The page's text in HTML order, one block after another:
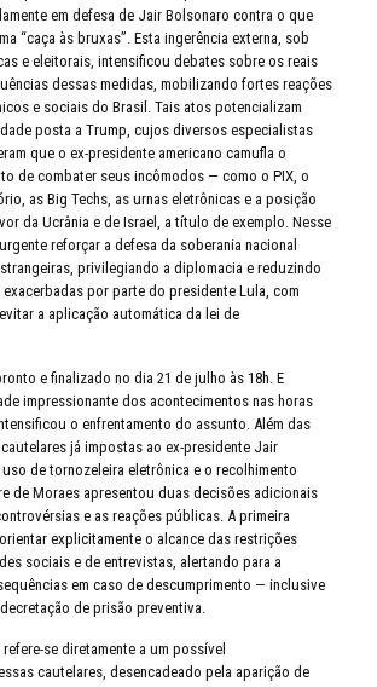
em defesa de Jair Bolsonaro contra o que
“caça às bruxas”. Esta ingerência externa, sob
e eleitorais, intensificou debates sobre os reais
dessas medidas, mobilizando fortes reações
e sociais do Brasil. Tais atos potencializam
posta a Trump, cujos diversos especialistas
que o ex-presidente americano camufla o
de combater seus incômodos — como o PIX, o
as Big Techs, as urnas eletrônicas e a posição
da Ucrânia e de Israel, a título de exemplo. Nesse
reforçar a defesa da soberania nacional
privilegiando a diplomacia e reduzindo
por parte do presidente Lula, com
a aplicação automática da lei de
e finalizado no dia 21 de julho às 18h. E
impressionante dos acontecimentos nas horas
o enfrentamento do assunto. Além das
já impostas ao ex-presidente Jair
de tornozeleira eletrônica e o recolhimento
de Moraes apresentou duas decisões adicionais
e as reações públicas. A primeira
explicitamente o alcance das restrições
sociais e de entrevistas, alertando para a
em caso de descumprimento — inclusive
de prisão preventiva.
se diretamente a um possível
cautelares, desencadeado pela aparição de